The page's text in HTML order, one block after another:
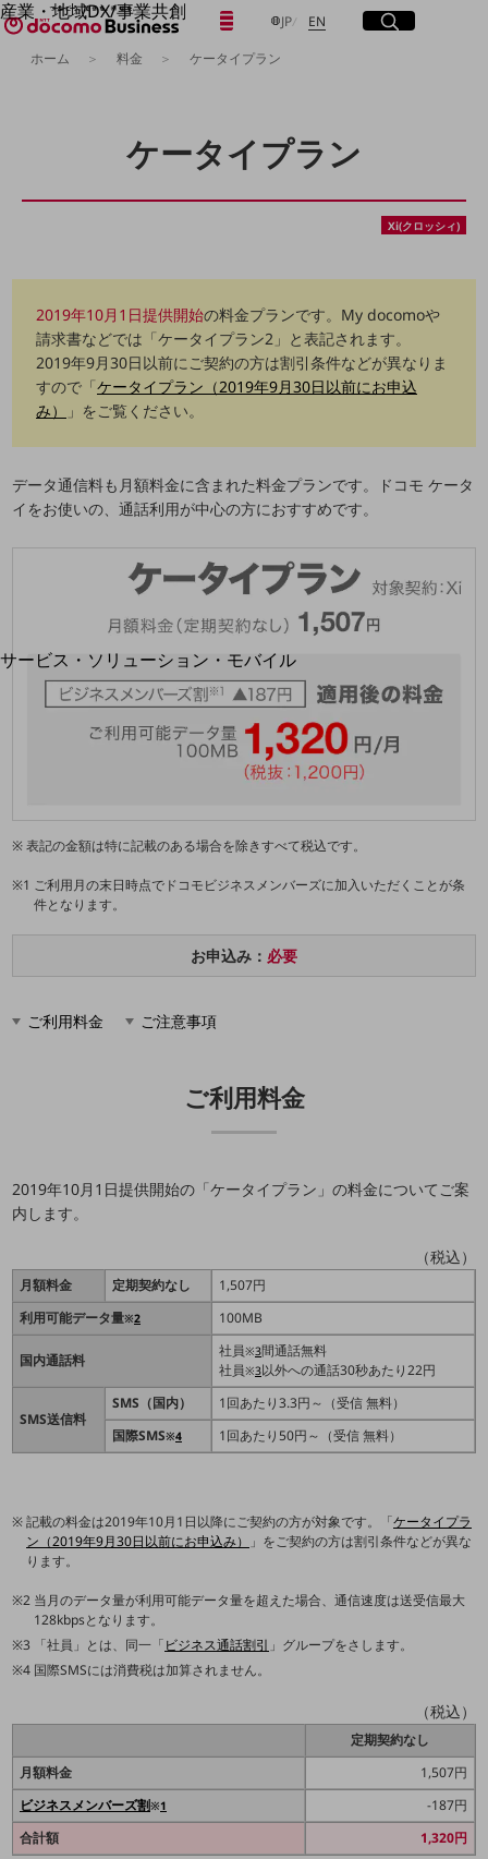
ケータイプラン
Xi(クロッシィ)
産業・地域DX/事業共創
OPEN HUB for Plural Futures
自律・分散・協調型社会の実現を目指し、
プレイヤー(カタリスト/パートナー企業)
Smart Education
Smart Healthcare
Smart Industry
Smart Mobility
Smart Worksite
生成AI(Generative AI)
地域経済のさらなる活性化に取り組みます
自治体・地域社会との共創
別ウィンドウで開きます
サービス・ソリューション・モバイル
サービス・ソリューションTOP
サービス・ソリューションをご紹介
ネットワーク・モバイル
電話・映像コミュニケーション
IoT
業務支援・マーケティング
災害対策・BCP
課題・ニーズで探すTOP
コミュニケーション・情報共有
マーケティング
業務効率化
災害対策
地域共創・地方創生
セキュリティ対策
遠隔監視
顧客体験（CX）改善
自動化・省電化
業種・業態で探すTOP
自治体
一次産業
JP日本語
ENEnglishサイト内検索
開く
メニュー
開く
ホーム 料金 ケータイプラン
2019年10月1日提供開始の料金プランです。My docomoや
請求書などでは「ケータイプラン2」と表記されます。
2019年9月30日以前にご契約の方は割引条件などが異なりま
すので「ケータイプラン（2019年9月30日以前にお申込
み）
」をご覧ください。
データ通信料も月額料金に含まれた料金プランです。ドコモ ケータ
イをお使いの、通話利用が中心の方におすすめです。
表記の金額は特に記載のある場合を除きすべて税込です。
ご利用月の末日時点でドコモビジネスメンバーズに加入いただくことが条
件となります。
お申込み： 必要
ご利用料金 ご注意事項
ご利用料金
2019年10月1日提供開始の「ケータイプラン」の料金についてご案
内します。
（税込）
月額料金 定期契約なし
1,507円
利用可能データ量※2 100MB
国内通話料
社員※3間通話無料
社員※3以外への通話30秒あたり22円
SMS送信料
SMS（国内）
1回あたり3.3円～（受信 無料）
国際SMS※4 1回あたり50円～（受信 無料）
記載の料金は2019年10月1日以降にご契約の方が対象です。「ケータイプラ
ン（2019年9月30日以前にお申込み）
」をご契約の方は割引条件などが異な
ります。
当月のデータ量が利用可能データ量を超えた場合、通信速度は送受信最大
128kbpsとなります。
「社員」とは、同一「ビジネス通話割引 」グループをさします。
国際SMSには消費税は加算されません。
（税込）
定期契約なし
月額料金
1,507円
ビジネスメンバーズ割※1
-187円
合計額
1,320円